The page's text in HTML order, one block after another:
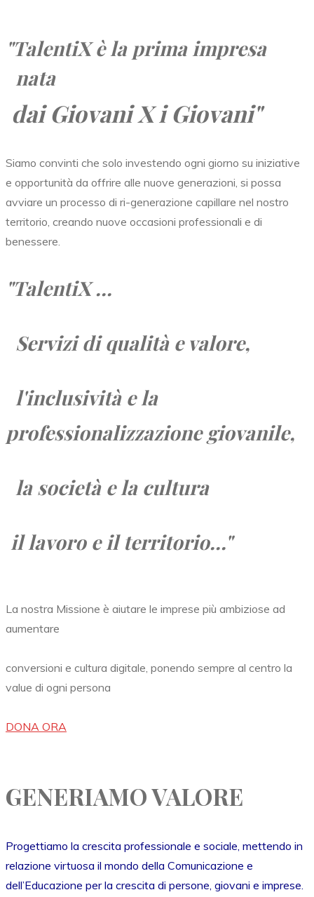
"TalentiXè la prima impresa
nata
dai Giovani X i Giovani"
Siamo convinti che solo investendo ogni giorno su iniziative
e opportunità da offrire alle nuove generazioni, si possa
avviare un processo di ri-generazione capillare nel nostro
territorio, creando nuove occasioni professionali e di
benessere.
"TalentiX ...
Servizi di qualità e valore,
l'inclusività e la
professionalizzazione giovanile,
la società ela cultura
il lavoro eil territorio..."
La nostra Missione è aiutare le imprese più ambiziose ad
aumentare
conversioni e cultura digitale, ponendo sempre al centro la
value di ogni persona
DONA ORA
GENERIAMO VALORE
Progettiamo la crescita professionale e sociale, mettendo in
relazione virtuosa il mondo della Comunicazione e
dell’Educazione per la crescita di persone, giovani e imprese.